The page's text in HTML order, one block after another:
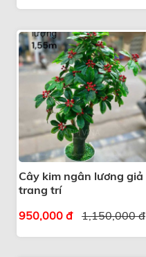
Cây kim ngân lương giả
trang trí
1,150,000 đ
950,000 đ